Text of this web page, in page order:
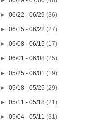
►06/22 - 06/29(36)
►06/15 - 06/22(27)
►06/08 - 06/15(17)
►06/01 - 06/08(25)
►05/25 - 06/01(19)
►05/18 - 05/25(29)
►05/11 - 05/18(21)
►05/04 - 05/11(31)